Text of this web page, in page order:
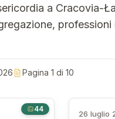
a Cracovia-
Pagina 1 di 10
44
26 luglio